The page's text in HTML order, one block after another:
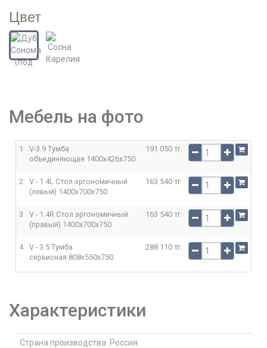
Цвет
Мебель на фото
1
V-3.9 Тумба
объединяющая 1400x426x750
191 050 тг.
2
V - 1.4L Стол эргономичный
(левый) 1400x700x750
163 540 тг.
3
V - 1.4R Стол эргономичный
(правый) 1400x700x750
163 540 тг.
4
V - 3.5 Тумба
сервисная 808x550x750
288 110 тг.
Характеристики
Страна производства: Россия